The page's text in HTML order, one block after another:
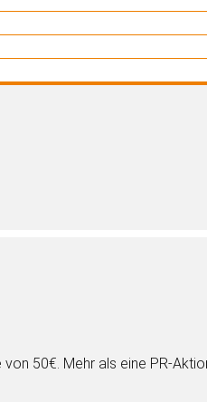
50€. Mehr als eine PR-